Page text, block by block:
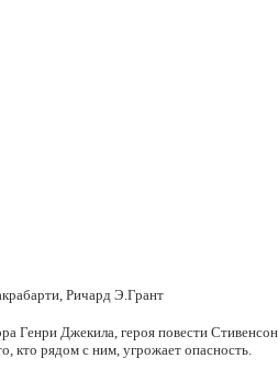
Ричард Э.Грант
Генри Джекила, героя повести
кто рядом с ним, угрожает опасность.